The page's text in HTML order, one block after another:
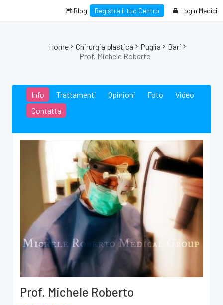
Blog Registra il tuo Centro Login Medici
Home Chirurgia plastica Puglia
Bari
Prof. Michele Roberto
Info Trattamenti Opinioni Foto
Video
Contatta
Prof. Michele Roberto